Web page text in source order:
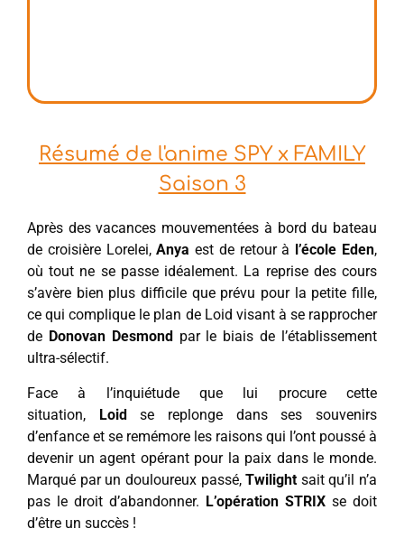
Résumé de l'anime SPY x FAMILY
Saison 3
Après des vacances mouvementées à bord du bateau
de croisière Lorelei,Anya est de retour à l’école Eden,
où tout ne se passe idéalement. La reprise des cours
s’avère bien plus difficile que prévu pour la petite fille,
ce qui complique le plan de Loid visant à se rapprocher
de Donovan Desmondpar le biais de l’établissement
ultra-sélectif.
Face à l’inquiétude que lui procure cette
situation, Loidse replonge dans ses souvenirs
d’enfance et se remémore les raisons qui l’ont poussé à
devenir un agent opérant pour la paix dans le monde.
Marqué par un douloureux passé,Twilight sait qu’il n’a
pas le droit d’abandonner. L’opération STRIX se doit
d’être un succès !